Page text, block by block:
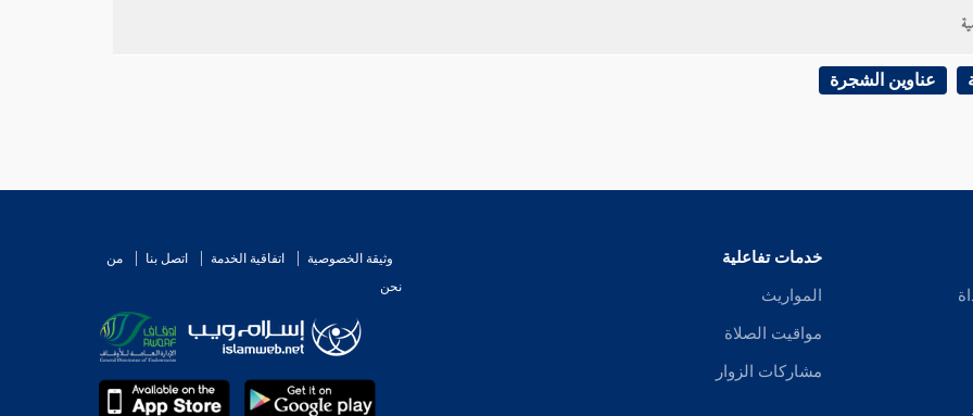
عناوين الشجرة
خدمات تفاعلية
المواريث
مواقيت الصلاة
مشاركات الزوار
وثيقة الخصوصية اتفاقية الخدمة اتصل بنا
من
نحن